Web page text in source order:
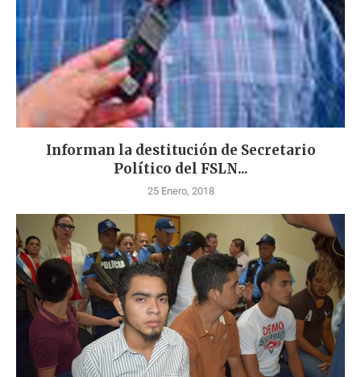
Informan la destitución de Secretario
Político del FSLN...
25 Enero, 2018